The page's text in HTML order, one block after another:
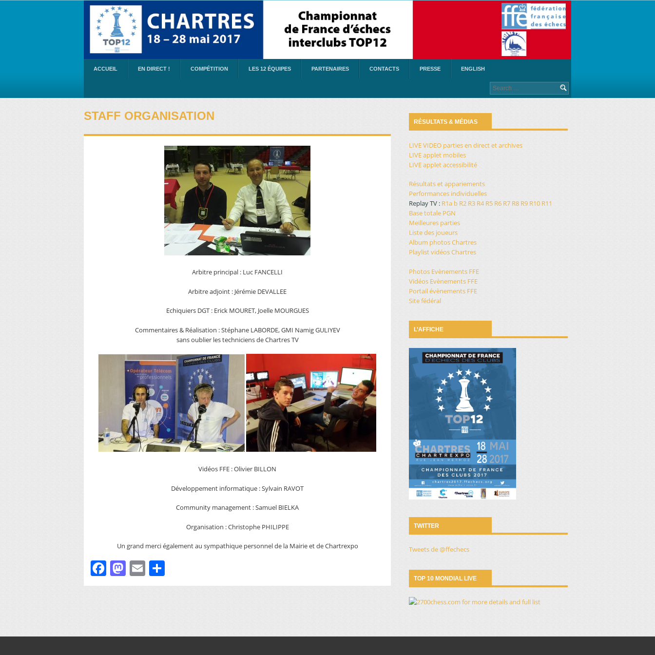
ACCUEIL EN DIRECT ! COMPÉTITION LES 12 ÉQUIPES PARTENAIRES CONTACTS PRESSE ENGLISH
Search
for:
STAFF ORGANISATION
Arbitre principal : Luc FANCELLI
Arbitre adjoint : Jérémie DEVALLEE
Echiquiers DGT : Erick MOURET, Joelle MOURGUES
Commentaires & Réalisation : Stéphane LABORDE, GMI Namig GULIYEV
sans oublier les techniciens de Chartres TV
Vidéos FFE : Olivier BILLON
Développement informatique : Sylvain RAVOT
Community management : Samuel BIELKA
Organisation : Christophe PHILIPPE
Un grand merci également au sympathique personnel de la Mairie et de Chartrexpo
Facebook MastodonEmail
RÉSULTATS & MÉDIAS
LIVE VIDEO parties en direct et archives
LIVE applet mobiles
LIVE applet accessibilité
Résultats et appariements
Performances individuelles
Replay TV : R1a b R2 R3 R4 R5 R6 R7 R8 R9 R10 R11
Base totale PGN
Meilleures parties
Liste des joueurs
Album photos Chartres
Playlist vidéos Chartres
Photos Evènements FFE
Vidéos Evènements FFE
Portail évènements FFE
Site fédéral
L’AFFICHE
TWITTER
Tweets de @ffechecs
TOP 10 MONDIAL LIVE